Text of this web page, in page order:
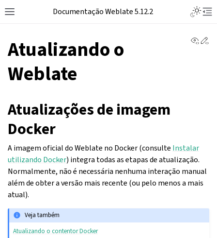
Toggle site navigation sidebar
Documentação Weblate 5.12.2
Atualizando o
Weblate
Atualizações de imagem
Docker
A imagem oficial do Weblate no Docker (consulte Instalar
utilizando Docker) integra todas as etapas de atualização.
Normalmente, não é necessária nenhuma interação manual
além de obter a versão mais recente (ou pelo menos a mais
atual).
Veja também
Atualizando o contentor Docker